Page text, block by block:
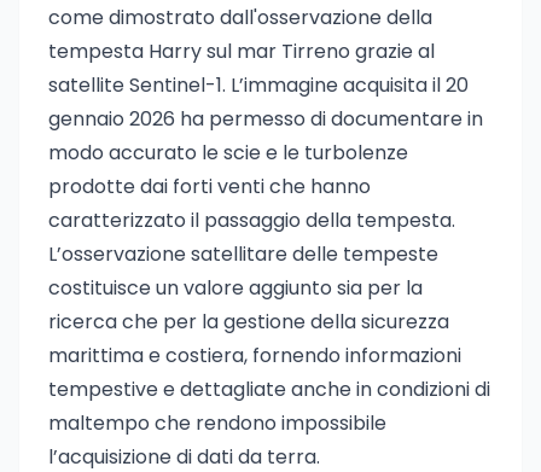
come dimostrato dall'osservazione della
tempesta Harry sul mar Tirreno grazie al
satellite Sentinel-1. L’immagine acquisita il 20
gennaio 2026 ha permesso di documentare in
modo accurato le scie e le turbolenze
prodotte dai forti venti che hanno
caratterizzato il passaggio della tempesta.
L’osservazione satellitare delle tempeste
costituisce un valore aggiunto sia per la
ricerca che per la gestione della sicurezza
marittima e costiera, fornendo informazioni
tempestive e dettagliate anche in condizioni di
maltempo che rendono impossibile
l’acquisizione di dati da terra.